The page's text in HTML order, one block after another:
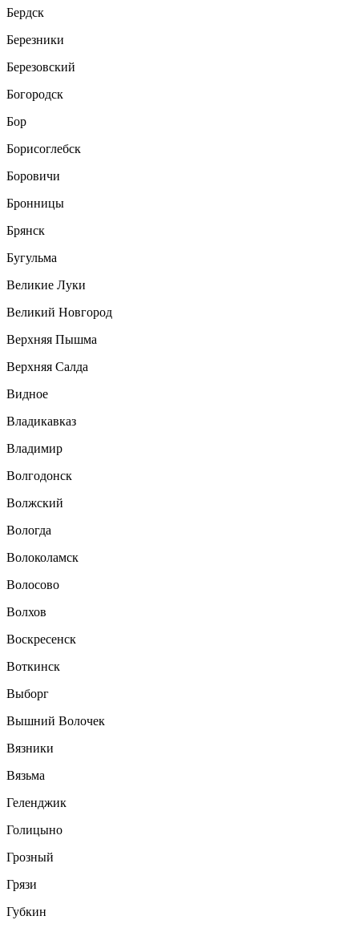
Бердск
Березники
Березовский
Богородск
Бор
Борисоглебск
Боровичи
Бронницы
Брянск
Бугульма
Великие Луки
Великий Новгород
Верхняя Пышма
Верхняя Салда
Видное
Владикавказ
Владимир
Волгодонск
Волжский
Вологда
Волоколамск
Волосово
Волхов
Воскресенск
Воткинск
Выборг
Вышний Волочек
Вязники
Вязьма
Геленджик
Голицыно
Грозный
Грязи
Губкин